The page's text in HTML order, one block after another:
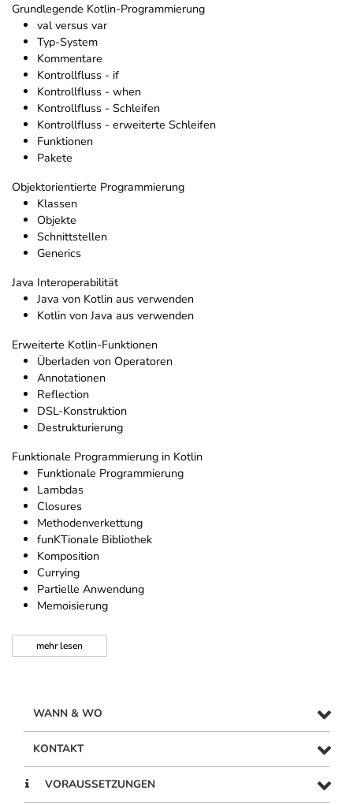
Grundlegende Kotlin-Programmierung
val versus var
Typ-System
Kommentare
Kontrollfluss - if
Kontrollfluss - when
Kontrollfluss - Schleifen
Kontrollfluss - erweiterte Schleifen
Funktionen
Pakete
Objektorientierte Programmierung
Klassen
Objekte
Schnittstellen
Generics
Java Interoperabilität
Java von Kotlin aus verwenden
Kotlin von Java aus verwenden
Erweiterte Kotlin-Funktionen
Überladen von Operatoren
Annotationen
Reflection
DSL-Konstruktion
Destrukturierung
Funktionale Programmierung in Kotlin
Funktionale Programmierung
Lambdas
Closures
Methodenverkettung
funKTionale Bibliothek
Komposition
Currying
Partielle Anwendung
Memoisierung
mehrlesen
WANN & WO
KONTAKT
VORAUSSETZUNGEN